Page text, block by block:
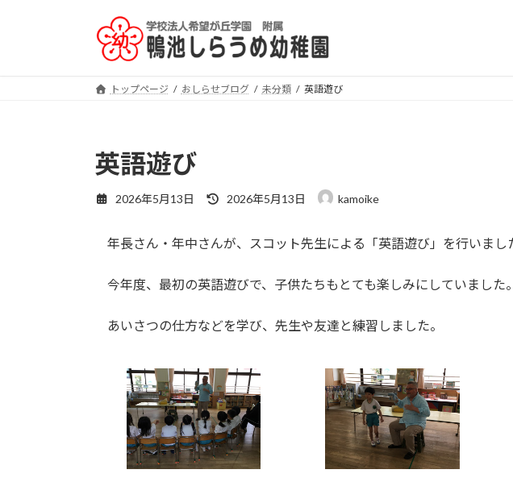
トップページ おしらせブログ 未分類 英語遊び
英語遊び
2026年5月13日
最
新
時
:
2026年5月13日 kamoike
年長さん・年中さんが、スコット先生による「英語遊び」を行いまし
今年度、最初の英語遊びで、子供たちもとても楽しみにしていました。
あいさつの仕方などを学び、先生や友達と練習しました。